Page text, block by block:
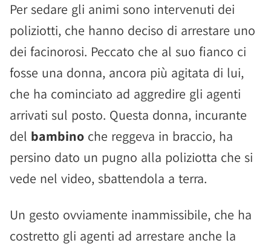
Per sedare gli animi sono intervenuti dei
poliziotti, che hanno deciso di arrestare uno
dei facinorosi. Peccato che al suo fianco ci
fosse una donna, ancora più agitata di lui,
che ha cominciato ad aggredire gli agenti
arrivati sul posto. Questa donna, incurante
del bambino che reggeva in braccio, ha
persino dato un pugno alla poliziotta che si
vede nel video, sbattendola a terra.
Un gesto ovviamente inammissibile, che ha
costretto gli agenti ad arrestare anche la